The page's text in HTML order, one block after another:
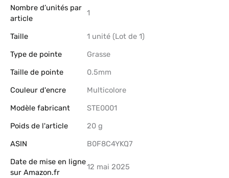
Nombre d’unités par
article
‎1
Taille
‎1 unité (Lot de 1)
Type de pointe
‎Grasse
Taille de pointe
‎0.5mm
Couleur d'encre
‎Multicolore
Modèle fabricant
‎STE0001
Poids de l'article
‎20 g
ASIN
B0F8C4YKQ7
Date de mise en ligne
sur Amazon.fr
12 mai 2025